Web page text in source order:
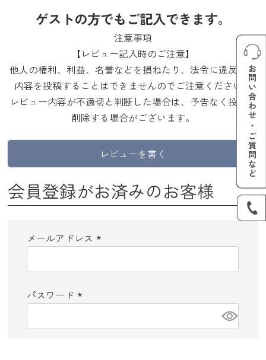
ゲストの方でもご記入できます。
注意事項
【レビュー記入時のご注意】
他人の権利、利益、名誉などを損ねたり、法令に違反する
内容を投稿することはできませんのでご注意ください。
レビュー内容が不適切と判断した場合は、予告なく投稿を
削除する場合がございます。
レビューを書く
会員登録がお済みのお客様
メールアドレス
須)
パスワード
須)